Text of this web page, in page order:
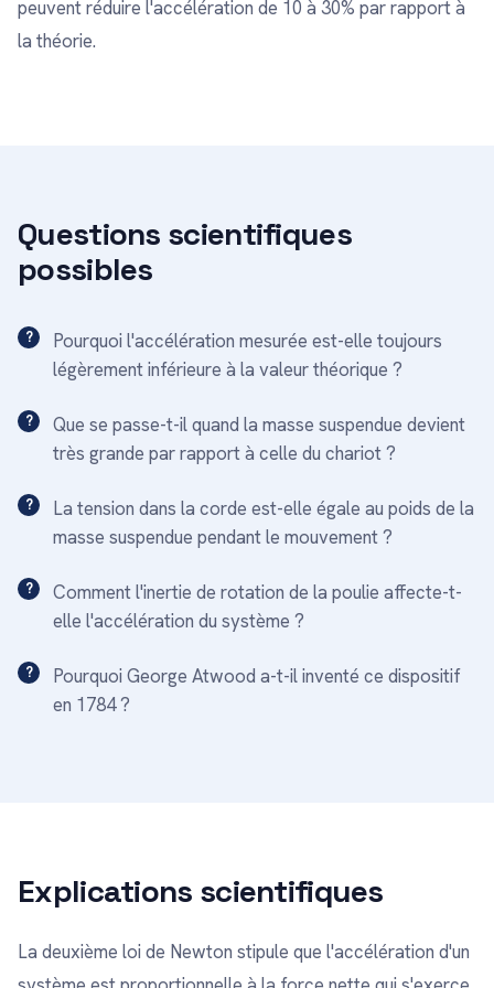
peuvent réduire l'accélération de 10 à 30% par rapport à
la théorie.
Questions scientifiques
possibles
Pourquoi l'accélération mesurée est-elle toujours
légèrement inférieure à la valeur théorique ?
Que se passe-t-il quand la masse suspendue devient
très grande par rapport à celle du chariot ?
La tension dans la corde est-elle égale au poids de la
masse suspendue pendant le mouvement ?
Comment l'inertie de rotation de la poulie affecte-t-
elle l'accélération du système ?
Pourquoi George Atwood a-t-il inventé ce dispositif
en 1784 ?
Explications scientifiques
La deuxième loi de Newton stipule que l'accélération d'un